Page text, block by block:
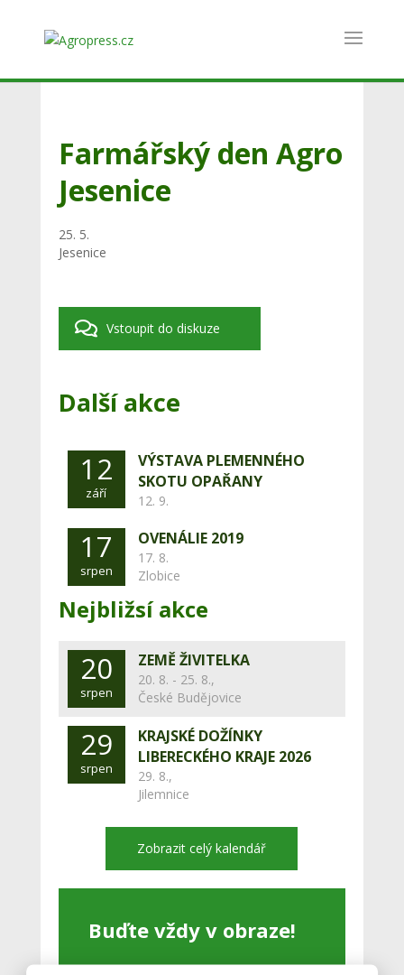
Farmářský den Agro
Jesenice
25. 5.
Jesenice
Vstoupit do diskuze
Další akce
12
září
VÝSTAVA PLEMENNÉHO
SKOTU OPAŘANY
12. 9.
17
srpen
OVENÁLIE 2019
17. 8.
Zlobice
Nejbližsí akce
20
srpen
ZEMĚ ŽIVITELKA
20. 8. - 25. 8.,
České Budějovice
29
srpen
KRAJSKÉ DOŽÍNKY
LIBERECKÉHO KRAJE 2026
29. 8.,
Jilemnice
Zobrazit celý kalendář
Buďte vždy v obraze!